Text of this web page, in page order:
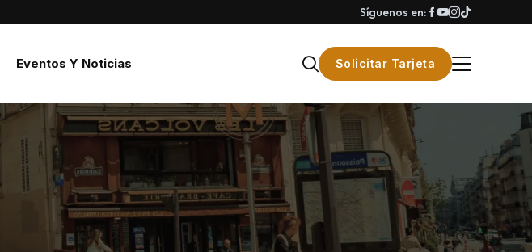
Síguenos en:
Eventos Y Noticias Solicitar Tarjeta